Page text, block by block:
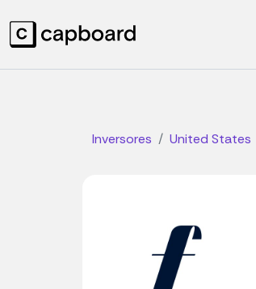
Inversores United States